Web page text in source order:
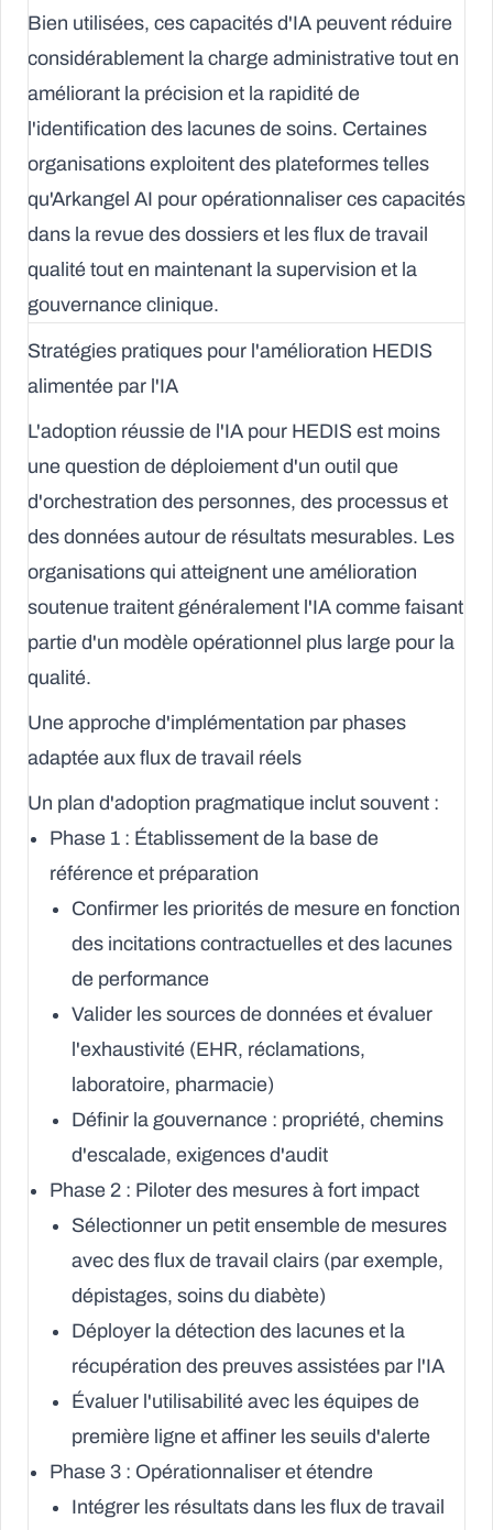
Bien utilisées, ces capacités d'IA peuvent réduire
considérablement la charge administrative tout en
améliorant la précision et la rapidité de
l'identification des lacunes de soins. Certaines
organisations exploitent des plateformes telles
qu'Arkangel AI pour opérationnaliser ces capacités
dans la revue des dossiers et les flux de travail
qualité tout en maintenant la supervision et la
gouvernance clinique.
Stratégies pratiques pour l'amélioration HEDIS
alimentée par l'IA
L'adoption réussie de l'IA pour HEDIS est moins
une question de déploiement d'un outil que
d'orchestration des personnes, des processus et
des données autour de résultats mesurables. Les
organisations qui atteignent une amélioration
soutenue traitent généralement l'IA comme faisant
partie d'un modèle opérationnel plus large pour la
qualité.
Une approche d'implémentation par phases
adaptée aux flux de travail réels
Un plan d'adoption pragmatique inclut souvent :
Phase 1 : Établissement de la base de
référence et préparation
Confirmer les priorités de mesure en fonction
des incitations contractuelles et des lacunes
de performance
Valider les sources de données et évaluer
l'exhaustivité (EHR, réclamations,
laboratoire, pharmacie)
Définir la gouvernance : propriété, chemins
d'escalade, exigences d'audit
Phase 2 : Piloter des mesures à fort impact
Sélectionner un petit ensemble de mesures
avec des flux de travail clairs (par exemple,
dépistages, soins du diabète)
Déployer la détection des lacunes et la
récupération des preuves assistées par l'IA
Évaluer l'utilisabilité avec les équipes de
première ligne et affiner les seuils d'alerte
Phase 3 : Opérationnaliser et étendre
Intégrer les résultats dans les flux de travail